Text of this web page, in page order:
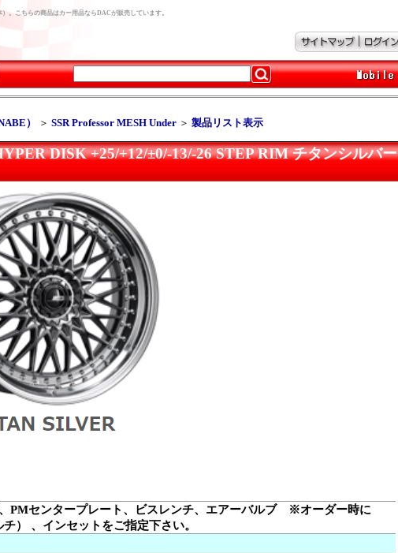
。こちらの商品はカー用品ならDACが販売しています。
） ＞ SSR Professor MESH Under ＞ 製品リスト表示
DISK +25/+12/±0/-13/-26 STEP RIM チタンシルバー
PMセンタープレート、ビスレンチ、エアーバルブ ※オーダー時に
） 、インセットをご指定下さい。